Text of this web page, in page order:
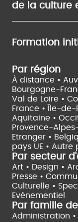
de la culture
Formation
Par région
À distance •
Bourgogne-
Val de Loire •
France •
Île-de-
Aquitaine •
Provence-
Etranger •
pays UE • Autre
Par secteur
Art • Design •
Presse •
Culturelle •
Evènementiel
Par famille
Administration •